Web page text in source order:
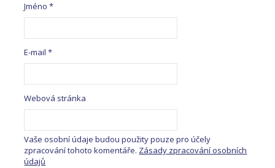
Jméno*
E-mail*
Webová stránka
Vaše osobní údaje budou použity pouze pro účely
zpracování tohoto komentáře. Zásady zpracování osobních
údajů